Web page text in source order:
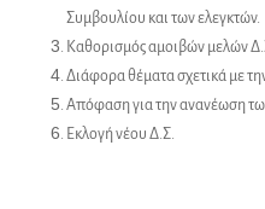
Συμβουλίου και των ελεγκτών.
Καθορισμός αμοιβών μελών
Διάφορα θέματα σχετικά με
Απόφαση για την ανανέωση
Εκλογή νέου Δ.Σ.